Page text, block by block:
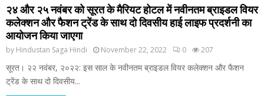
२४ और २५ नवंबर को सूरत के मैरियट होटल में नवीनतम ब्राइडल वियर
कलेक्शन और फैशन ट्रेंड के साथ दो दिवसीय हाई लाइफ प्रदर्शनी का
आयोजन किया जाएगा
by Hindustan Saga Hindi November 22, 2022 0 207
सूरत। २२ नवंबर, २०२२: इस साल के नवीनतम ब्राइडल वियर कलेक्शन और फैशन
ट्रेंड के साथ दो दिवसीय...